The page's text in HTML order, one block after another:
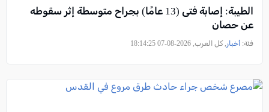
الطيبة: إصابة فتى (13 عامًا) بجراح متوسطة إثر سقوطه
عن حصان
فئة: أخبار , كل العرب, 2026-08-07 18:14:25